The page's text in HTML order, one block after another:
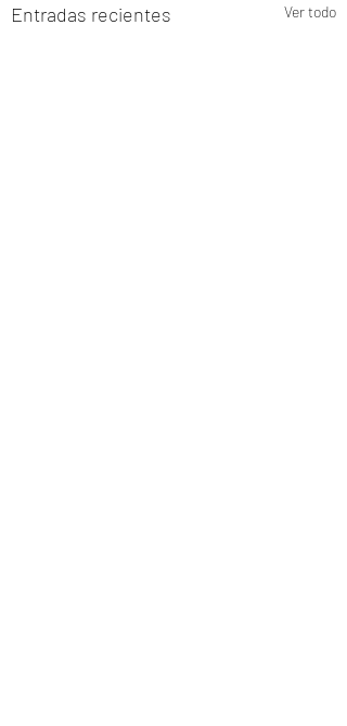
Entradas recientes Ver todo